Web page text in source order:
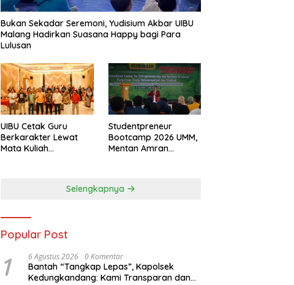
Bukan Sekadar Seremoni, Yudisium Akbar UIBU
Malang Hadirkan Suasana Happy bagi Para
Lulusan
UIBU Cetak Guru
Berkarakter Lewat
Mata Kuliah
Studentpreneur
Bootcamp 2026 UMM,
Mentan Amran
Selengkapnya
Popular Post
1 6 Agustus 2026 0 Komentar
Bantah “Tangkap Lepas”, Kapolsek
Kedungkandang: Kami Transparan dan